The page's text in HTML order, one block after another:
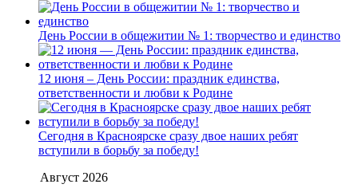
День России в общежитии № 1: творчество и единство
12 июня – День России: праздник единства,
ответственности и любви к Родине
Сегодня в Красноярске сразу двое наших ребят
вступили в борьбу за победу!
Август 2026